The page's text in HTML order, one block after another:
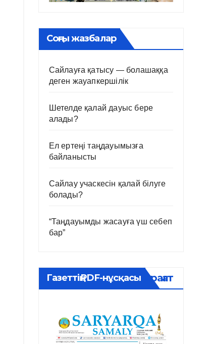
Соңғы жазбалар
Сайлауға қатысу — болашаққа
деген жауапкершілік
Шетелде қалай дауыс бере
алады?
Ел ертеңі таңдауымызға
байланысты
Сайлау учаскесін қалай білуге
болады?
“Таңдауымды жасауға үш себеп
бар”
Газеттің PDF-нұсқасыМұрағат